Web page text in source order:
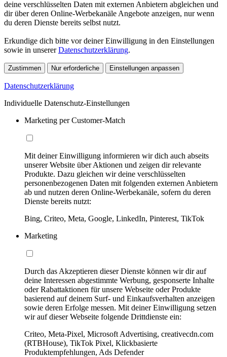
deine verschlüsselten Daten mit externen Anbietern abgleichen und
dir über deren Online-Werbekanäle Angebote anzeigen, nur wenn
du deren Dienste bereits selbst nutzt.
Erkundige dich bitte vor deiner Einwilligung in den Einstellungen
sowie in unsererDatenschutzerklärung.
Zustimmen Nur erforderliche Einstellungen anpassen
Datenschutzerklärung
Individuelle Datenschutz-Einstellungen
Marketing per Customer-Match
Mit deiner Einwilligung informieren wir dich auch abseits
unserer Website über Aktionen und zeigen dir relevante
Produkte. Dazu gleichen wir deine verschlüsselten
personenbezogenen Daten mit folgenden externen Anbietern
ab und nutzen deren Online-Werbekanäle, sofern du deren
Dienste bereits nutzt:
Bing, Criteo, Meta, Google, LinkedIn, Pinterest, TikTok
Marketing
Durch das Akzeptieren dieser Dienste können wir dir auf
deine Interessen abgestimmte Werbung, gesponserte Inhalte
oder Rabattaktionen für unsere Webseite oder Produkte
basierend auf deinem Surf- und Einkaufsverhalten anzeigen
sowie deren Erfolge messen. Mit deiner Einwilligung setzen
wir auf dieser Webseite folgende Drittdienste ein:
Criteo, Meta-Pixel, Microsoft Advertising, creativecdn.com
(RTBHouse), TikTok Pixel, Klickbasierte
Produktempfehlungen, Ads Defender